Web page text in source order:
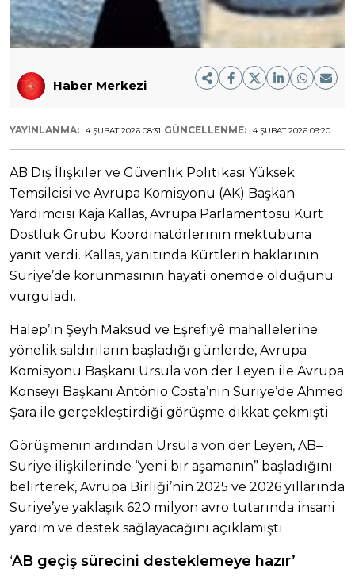
Haber Merkezi
YAYINLANMA: 4 ŞUBAT 2026 08:31 GÜNCELLENME: 4 ŞUBAT 2026 09:20
AB Dış İlişkiler ve Güvenlik Politikası Yüksek
Temsilcisi ve Avrupa Komisyonu (AK) Başkan
Yardımcısı Kaja Kallas, Avrupa Parlamentosu Kürt
Dostluk Grubu Koordinatörlerinin mektubuna
yanıt verdi. Kallas, yanıtında Kürtlerin haklarının
Suriye’de korunmasının hayati önemde olduğunu
vurguladı.
Halep’in Şeyh Maksud ve Eşrefiyê mahallelerine
yönelik saldırıların başladığı günlerde, Avrupa
Komisyonu Başkanı Ursula von der Leyen ile Avrupa
Konseyi Başkanı António Costa’nın Suriye’de Ahmed
Şara ile gerçekleştirdiği görüşme dikkat çekmişti.
Görüşmenin ardından Ursula von der Leyen, AB–
Suriye ilişkilerinde “yeni bir aşamanın” başladığını
belirterek, Avrupa Birliği’nin 2025 ve 2026 yıllarında
Suriye’ye yaklaşık 620 milyon avro tutarında insani
yardım ve destek sağlayacağını açıklamıştı.
‘AB geçiş sürecini desteklemeye hazır’